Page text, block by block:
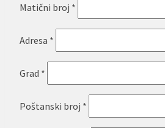
Matični broj *
Adresa *
Grad *
Poštanski broj *